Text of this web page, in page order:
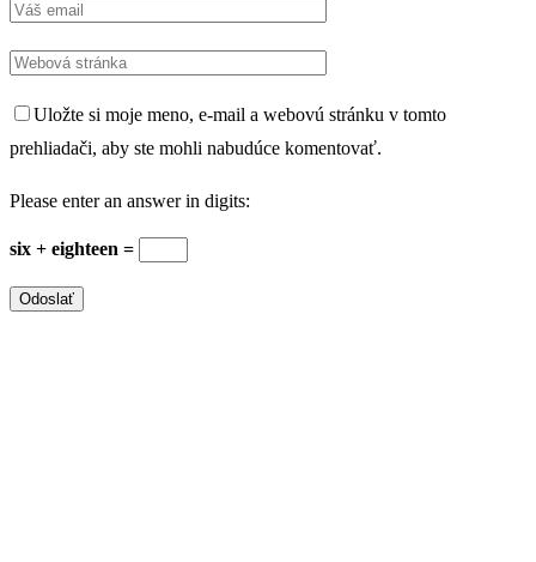
Uložte si moje meno, e-mail a webovú stránku v tomto
prehliadači, aby ste mohli nabudúce komentovať.
Please enter an answer in digits:
six + eighteen =